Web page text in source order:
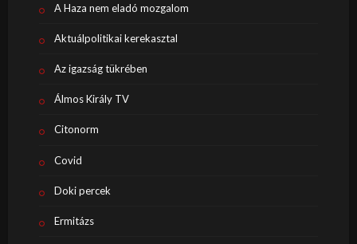
A Haza nem eladó mozgalom
Aktuálpolitikai kerekasztal
Az igazság tükrében
Álmos Király TV
Citonorm
Covid
Doki percek
Ermitázs